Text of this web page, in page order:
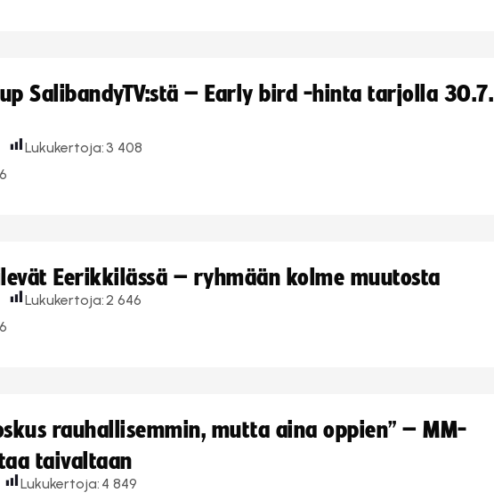
SalibandyTV:stä – Early bird -hinta tarjolla 30.7.
Lukukertoja: 3 408
Eerikkilässä – ryhmään kolme muutosta
Lukukertoja:2 646
rauhallisemmin, mutta aina oppien” – MM-
taivaltaan
Lukukertoja: 4 849